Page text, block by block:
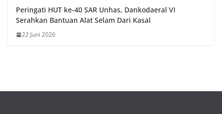
Peringati HUT ke-40 SAR Unhas, Dankodaeral VI
Serahkan Bantuan Alat Selam Dari Kasal
22 Juni 2026